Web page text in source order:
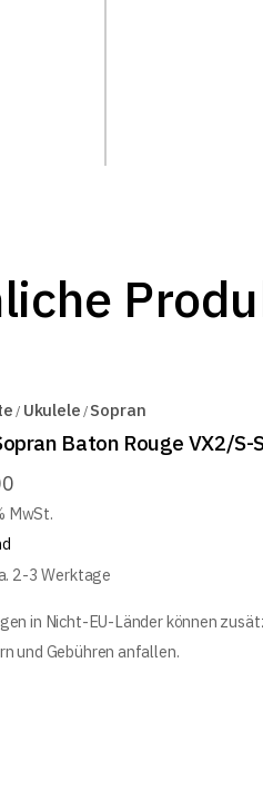
Ukulele Sopran
Baton Rouge VX2/S-
MwSt.
2-3 Werktage
in Nicht-EU-Länder können
und Gebühren anfallen.